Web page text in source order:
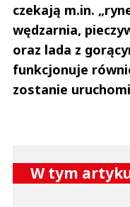
czekają m.in.
wędzarnia,
oraz lada z
funkcjonuje
zostanie
W tym